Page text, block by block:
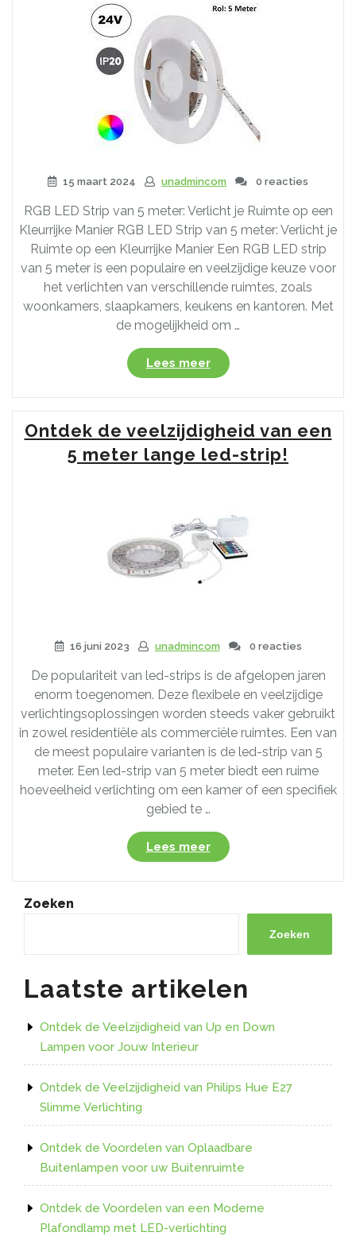
Meter!”
15 maart 2024 unadmincom 0 reacties
RGB LED Strip van 5 meter: Verlicht je Ruimte op een
Kleurrijke Manier RGB LED Strip van 5 meter: Verlicht je
Ruimte op een Kleurrijke Manier Een RGB LED strip
van 5 meter is een populaire en veelzijdige keuze voor
het verlichten van verschillende ruimtes, zoals
woonkamers, slaapkamers, keukens en kantoren. Met
de mogelijkheid om …
Lees meer“Kleurrijk
Verlichten:
RGB
LED
Strip
van
5
Sfeervolle
Accenten”
Ontdek de veelzijdigheid van een
5 meter lange led-strip!
16 juni 2023 unadmincom 0 reacties
De populariteit van led-strips is de afgelopen jaren
enorm toegenomen. Deze flexibele en veelzijdige
verlichtingsoplossingen worden steeds vaker gebruikt
in zowel residentiële als commerciële ruimtes. Een van
de meest populaire varianten is de led-strip van 5
meter. Een led-strip van 5 meter biedt een ruime
hoeveelheid verlichting om een kamer of een specifiek
gebied te …
Lees meer“Ontdek
de
veelzijdigheid
een
meter
led-
Zoeken
Zoeken
Laatste artikelen
Ontdek de Veelzijdigheid van Up en Down
Lampen voor Jouw Interieur
Ontdek de Veelzijdigheid van Philips Hue E27
Slimme Verlichting
Ontdek de Voordelen van Oplaadbare
Buitenlampen voor uw Buitenruimte
Ontdek de Voordelen van een Moderne
Plafondlamp met LED-verlichting